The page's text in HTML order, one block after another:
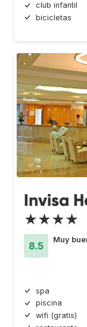
club infantil
bicicletas
Invisa
★★★★
8.5
Muy
spa
piscina
wifi (gratis)